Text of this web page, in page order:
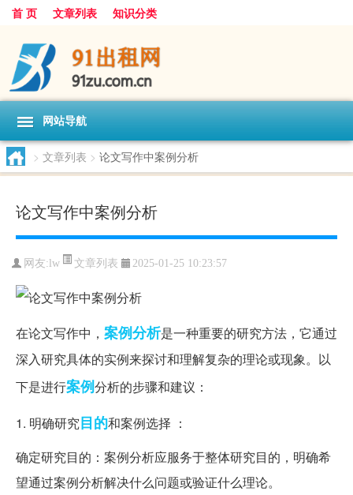
首 页 文章列表 知识分类
网站导航
> 文章列表 > 论文写作中案例分析
论文写作中案例分析
网友:lw 文章列表 2025-01-25 10:23:57
在论文写作中， 案例分析是一种重要的研究方法，它通过
深入研究具体的实例来探讨和理解复杂的理论或现象。以
下是进行案例分析的步骤和建议：
1. 明确研究目的和案例选择 ：
确定研究目的：案例分析应服务于整体研究目的，明确希
望通过案例分析解决什么问题或验证什么理论。